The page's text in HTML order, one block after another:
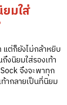
มใส่
แต่ก็ยังไม่กล้าหยิบ
งนิยมใส่รองเท้า
จึงจะพาทุก
ากลายเป็นที่นิยม